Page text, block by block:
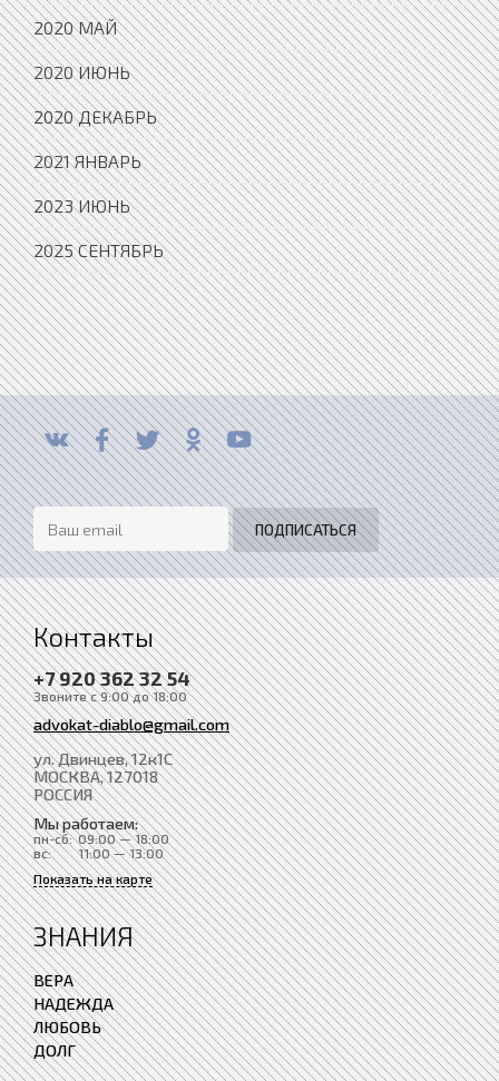
2020 МАЙ
2020 ИЮНЬ
2020 ДЕКАБРЬ
2021 ЯНВАРЬ
2023 ИЮНЬ
2025 СЕНТЯБРЬ
Контакты
+7 920 362 32 54
Звоните с 9:00 до 18:00
advokat-diablo@gmail.com
ул. Двинцев, 12к1С
МОСКВА, 127018
РОССИЯ
Мы работаем:
пн-сб: 09:00 — 18:00
вс:
11:00 — 13:00
Показать на карте
ЗНАНИЯ
ВЕРА
НАДЕЖДА
ЛЮБОВЬ
ДОЛГ